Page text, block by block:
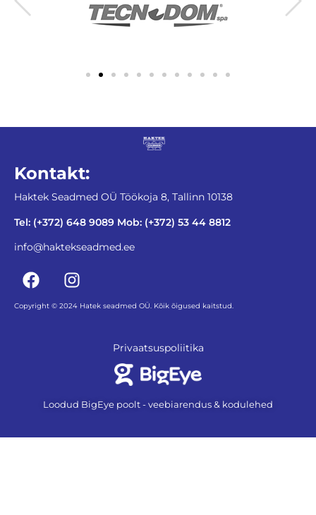
Kontakt:
Haktek Seadmed OÜ Töökoja 8, Tallinn 10138
Tel: (+372) 648 9089 Mob: (+372) 53 44 8812
info@haktekseadmed.ee
Copyright © 2024 Hatek seadmed OÜ. Kõik õigused kaitstud.
Privaatsuspoliitika
Loodud BigEye poolt - veebiarendus & kodulehed